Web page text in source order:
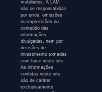
mobiliários. A LAM
não se responsabiliza
por erros, omissões
ou imprecisões no
conteúdo das
informações
divulgadas, nem por
decisões de
investimento tomadas
com base neste site.
As informações
contidas neste site
são de caráter
exclusivamente